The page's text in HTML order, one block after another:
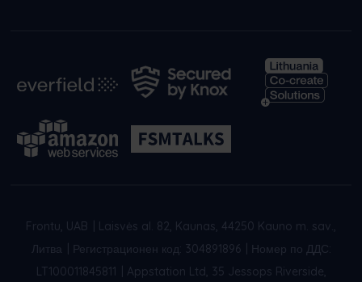
Frontu, UAB
Laisvės al. 82, Kaunas, 44250 Kauno m. sav.,
Литва
Регистрационен код: 304891896
Номер по ДДС:
LT100011845811
Appstation Ltd, 35 Jessops Riverside,